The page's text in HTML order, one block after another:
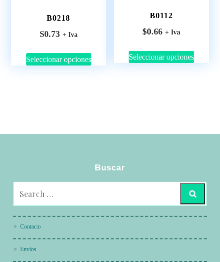
B0218
$0.73 + Iva
Seleccionar opciones
B0112
$0.66 + Iva
Seleccionar opciones
Buscar
Contacto
Envios